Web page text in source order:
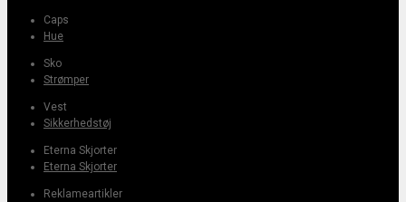
Caps
Hue
Sko
Strømper
Vest
Sikkerhedstøj
Eterna Skjorter
Eterna Skjorter
Reklameartikler